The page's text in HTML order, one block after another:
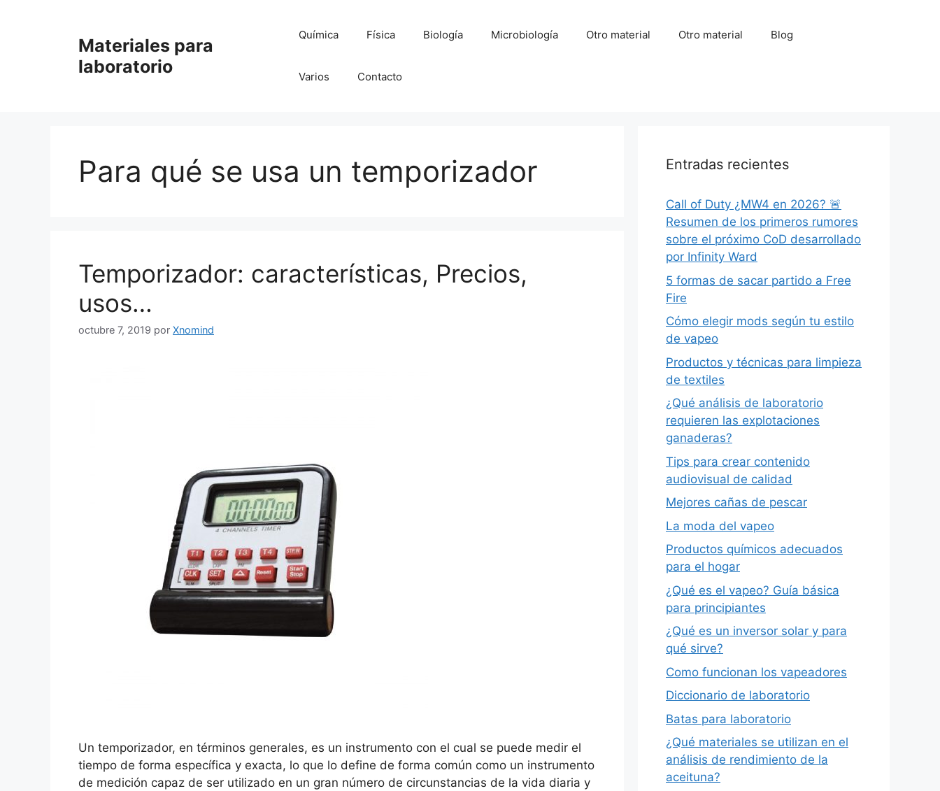
Materiales para
laboratorio
Química Física Biología Microbiología Otro material Otro material Blog
Varios Contacto
Para qué se usa un temporizador
Temporizador: características, Precios,
usos…
octubre 7, 2019 por Xnomind
Un temporizador, en términos generales, es un instrumento con el cual se puede medir el
tiempo de forma específica y exacta, lo que lo define de forma común como un instrumento
de medición capaz de ser utilizado en un gran número de circunstancias de la vida diaria y
Entradas recientes
Call of Duty ¿MW4 en 2026? 🚨
Resumen de los primeros rumores
sobre el próximo CoD desarrollado
por Infinity Ward
5 formas de sacar partido a Free
Fire
Cómo elegir mods según tu estilo
de vapeo
Productos y técnicas para limpieza
de textiles
¿Qué análisis de laboratorio
requieren las explotaciones
ganaderas?
Tips para crear contenido
audiovisual de calidad
Mejores cañas de pescar
La moda del vapeo
Productos químicos adecuados
para el hogar
¿Qué es el vapeo? Guía básica
para principiantes
¿Qué es un inversor solar y para
qué sirve?
Como funcionan los vapeadores
Diccionario de laboratorio
Batas para laboratorio
¿Qué materiales se utilizan en el
análisis de rendimiento de la
aceituna?